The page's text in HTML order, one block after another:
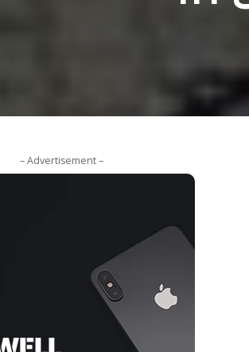
– Advertisement –